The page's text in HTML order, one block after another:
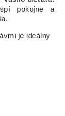
pokojne a
je ideálny